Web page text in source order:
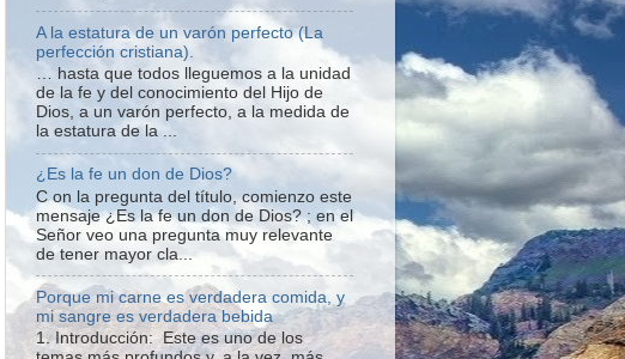
A la estatura de un varón perfecto (La
perfección cristiana).
… hasta que todos lleguemos a la unidad
de la fe y del conocimiento del Hijo de
Dios, a un varón perfecto, a la medida de
la estatura de la ...
¿Es la fe un don de Dios?
C on la pregunta del título, comienzo este
mensaje ¿Es la fe un don de Dios? ; en el
Señor veo una pregunta muy relevante
de tener mayor cla...
Porque mi carne es verdadera comida, y
mi sangre es verdadera bebida
1. Introducción: Este es uno de los